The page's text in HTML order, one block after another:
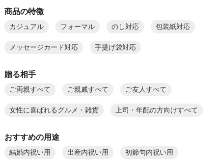
商品の特徴
カジュアル フォーマル のし対応 包装紙対応
メッセージカード対応 手提げ袋対応
贈る相手
ご両親すべて ご親戚すべて ご友人すべて
女性に喜ばれるグルメ・雑貨 上司・年配の方向けすべて
おすすめの用途
結婚内祝い用 出産内祝い用 初節句内祝い用